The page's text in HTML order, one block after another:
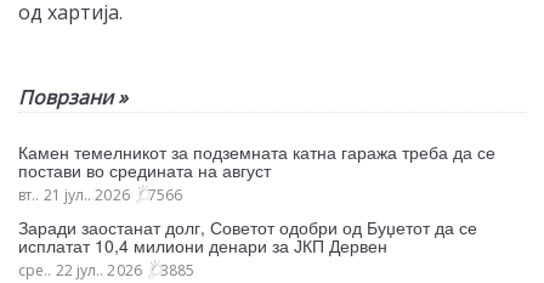
од хартија.
Поврзани »
Камен темелникот за подземната катна гаража треба да се
постави во средината на август
вт.. 21 јул.. 2026 7566
Заради заостанат долг, Советот одобри од Буџетот да се
исплатат 10,4 милиони денари за ЈКП Дервен
сре.. 22 јул.. 2026 3885